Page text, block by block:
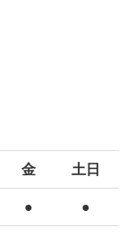
金 土日
● ●